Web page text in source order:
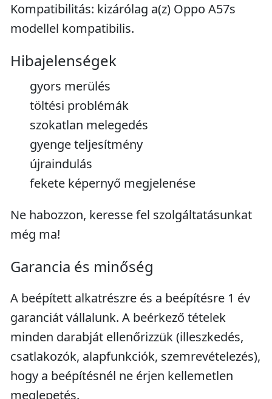
Kompatibilitás: kizárólag a(z) Oppo A57s
modellel kompatibilis.
Hibajelenségek
gyors merülés
töltési problémák
szokatlan melegedés
gyenge teljesítmény
újraindulás
fekete képernyő megjelenése
Ne habozzon, keresse fel szolgáltatásunkat
még ma!
Garancia és minőség
A beépített alkatrészre és a beépítésre 1 év
garanciát vállalunk. A beérkező tételek
minden darabját ellenőrizzük (illeszkedés,
csatlakozók, alapfunkciók, szemrevételezés),
hogy a beépítésnél ne érjen kellemetlen
meglepetés.